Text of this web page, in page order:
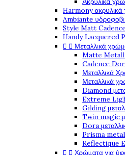
Harmony ακρυλικά
Ambiante
Style Matt
Handy Lacquered
  Μεταλλικά
Matte
Cadence
Μεταλλικά
Μεταλλικά
Diamond
Extreme
Gilding
Twin magic
Dora
Prisma
Reflectique
  Χρώματα για